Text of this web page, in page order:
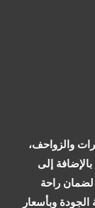
والزواحف،
إلى
لضمان راحة
وبأسعار